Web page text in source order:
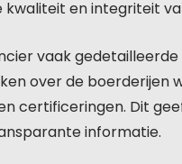
en integriteit
vaak
over de boerderijen
certificeringen. Dit
informatie.